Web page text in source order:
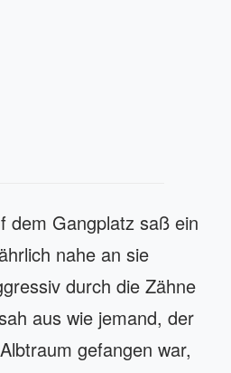
dem Gangplatz saß ein
nahe an sie
durch die Zähne
aus wie jemand, der
gefangen war,